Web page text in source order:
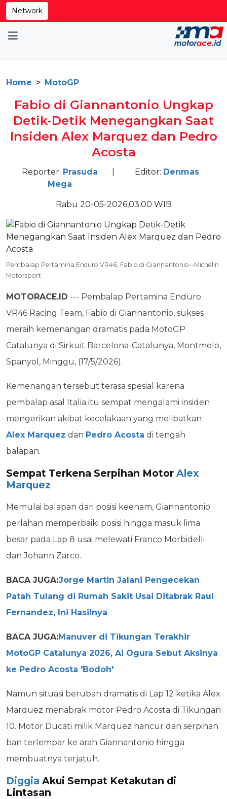
Network
Home MotoGP
Fabio di Giannantonio Ungkap
Detik-Detik Menegangkan Saat
Insiden Alex Marquez dan Pedro
Acosta
Reporter: Prasuda
Mega
Editor: Denmas
Rabu 20-05-2026,03:00 WIB
Pembalap Pertamina Enduro VR46, Fabio di Giannantonio--Michelin
Motorsport
MOTORACE.ID --- Pembalap Pertamina Enduro
VR46 Racing Team, Fabio di Giannantonio, sukses
meraih kemenangan dramatis pada MotoGP
Catalunya di Sirkuit Barcelona-Catalunya, Montmelo,
Spanyol, Minggu, (17/5/2026).
Kemenangan tersebut terasa spesial karena
pembalap asal Italia itu sempat mengalami insiden
mengerikan akibat kecelakaan yang melibatkan
Alex Marquez dan Pedro Acosta di tengah
balapan.
Sempat Terkena Serpihan Motor Alex
Marquez
Memulai balapan dari posisi keenam, Giannantonio
perlahan memperbaiki posisi hingga masuk lima
besar pada Lap 8 usai melewati Franco Morbidelli
dan Johann Zarco.
BACA JUGA:Jorge Martin Jalani Pengecekan
Patah Tulang di Rumah Sakit Usai Ditabrak Raul
Fernandez, Ini Hasilnya
BACA JUGA:Manuver di Tikungan Terakhir
MotoGP Catalunya 2026, Ai Ogura Sebut Aksinya
ke Pedro Acosta 'Bodoh'
Namun situasi berubah dramatis di Lap 12 ketika Alex
Marquez menabrak motor Pedro Acosta di Tikungan
10. Motor Ducati milik Marquez hancur dan serpihan
ban terlempar ke arah Giannantonio hingga
membuatnya terjatuh.
Diggia Akui Sempat Ketakutan di
Lintasan